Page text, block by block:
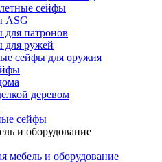
сейфы
ASG
патронов
ружей
сейфы для оружия
деревом
сейфы
и оборудование
мебель и оборудование